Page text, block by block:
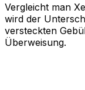
Vergleicht man
wird der
versteckten
Überweisung.